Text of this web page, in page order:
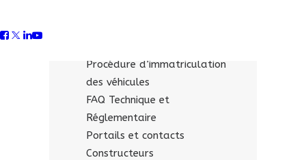
Procédure d’immatriculation
des véhicules
FAQ Technique et
Réglementaire
Portails et contacts
Constructeurs